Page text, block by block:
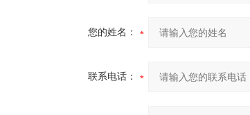
您的姓名：
联系电话：